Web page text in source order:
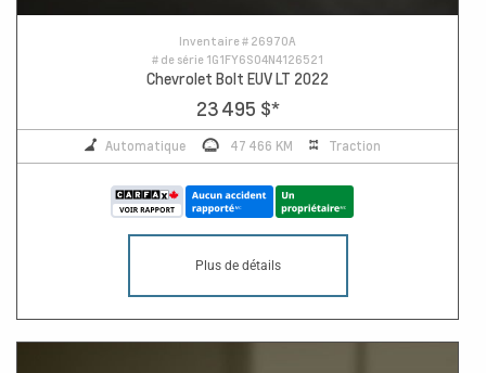
Inventaire # 26970A
# de série 1G1FY6S04N4126521
Chevrolet Bolt EUV LT 2022
23 495 $*
Automatique 47 466 KM Traction
Plus de détails